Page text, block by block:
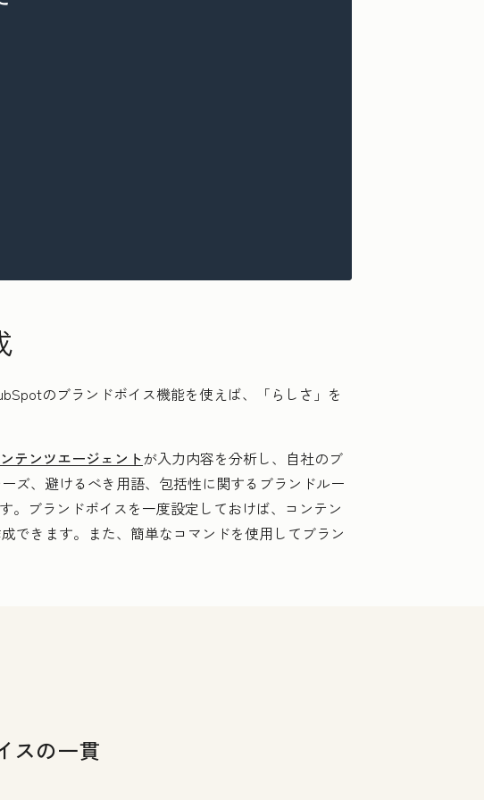
のブランドボイス機能を使えば、「らしさ」を
テンツエージェントが入力内容を分析し、自社のブ
ズ、避けるべき用語、包括性に関するブランドルー
。ブランドボイスを一度設定しておけば、コンテン
できます。また、簡単なコマンドを使用してブラン
スの一貫